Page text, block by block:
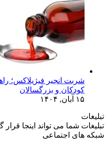
شربت انجیر فیژیلاکس؛
کودکان و بزرگسالان
۱۵ آبان, ۱۴۰۴
تبلیغات
تبلیغات شما می تواند اینجا قرار
شبکه های اجتماعی